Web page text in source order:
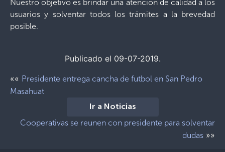
Nuestro objetivo es brindar una atención de calidad a los
usuarios y solventar todos los trámites a la brevedad
posible.
Publicado el 09-07-2019.
«« Presidente entrega cancha de futbol en San Pedro
Masahuat
Ir a Noticias
Cooperativas se reunen con presidente para solventar
dudas »»